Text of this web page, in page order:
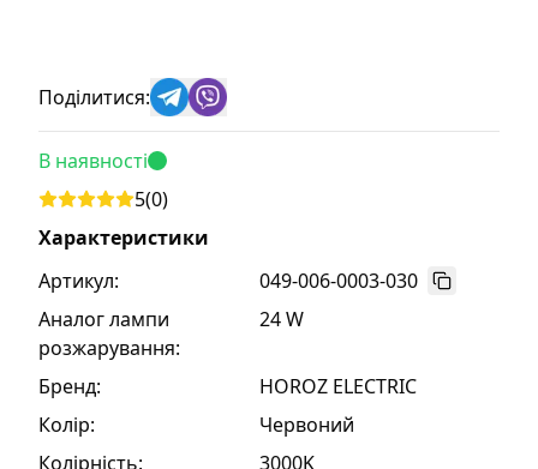
Поділитися:
В наявності
5(0)
Характеристики
Артикул:
049-006-0003-030
Аналог лампи
розжарування:
24 W
Бренд:
HOROZ ELECTRIC
Колір:
Червоний
Колірність:
3000K